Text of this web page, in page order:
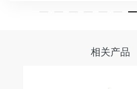
相关产品